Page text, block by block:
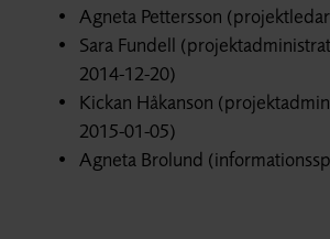
Agneta Pettersson
Sara Fundell
2014-12-20)
Kickan Håkanson
2015-01-05)
Agneta Brolund